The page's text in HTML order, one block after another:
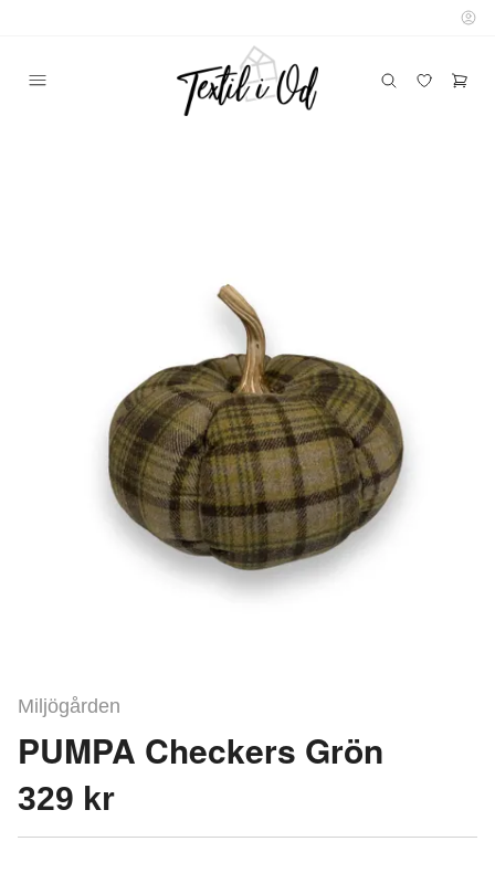
Miljögården
PUMPA Checkers Grön
329 kr